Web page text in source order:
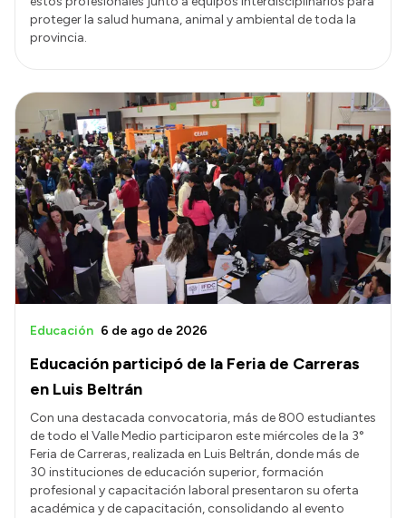
proteger la salud humana, animal y ambiental de toda la
provincia.
Educación participó de la Feria de Carreras
en Luis Beltrán
Educación 6 de ago de 2026
Con una destacada convocatoria, más de 800 estudiantes
de todo el Valle Medio participaron este miércoles de la 3°
Feria de Carreras, realizada en Luis Beltrán, donde más de
30 instituciones de educación superior, formación
profesional y capacitación laboral presentaron su oferta
académica y de capacitación, consolidando al evento